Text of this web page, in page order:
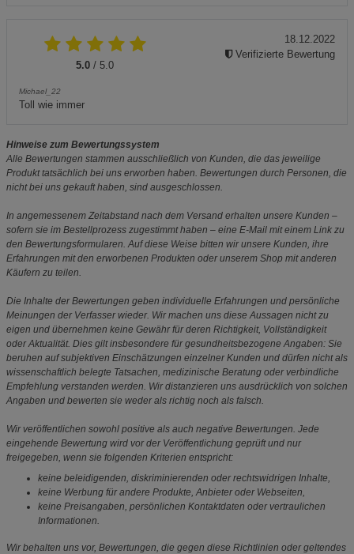
5.0 / 5.0
Michael_22
Toll wie immer
18.12.2022
Verifizierte Bewertung
Hinweise zum Bewertungssystem
Alle Bewertungen stammen ausschließlich von Kunden, die das jeweilige
Produkt tatsächlich bei uns erworben haben. Bewertungen durch Personen, die
nicht bei uns gekauft haben, sind ausgeschlossen.
In angemessenem Zeitabstand nach dem Versand erhalten unsere Kunden –
sofern sie im Bestellprozess zugestimmt haben – eine E-Mail mit einem Link zu
den Bewertungsformularen. Auf diese Weise bitten wir unsere Kunden, ihre
Erfahrungen mit den erworbenen Produkten oder unserem Shop mit anderen
Käufern zu teilen.
Die Inhalte der Bewertungen geben individuelle Erfahrungen und persönliche
Meinungen der Verfasser wieder. Wir machen uns diese Aussagen nicht zu
eigen und übernehmen keine Gewähr für deren Richtigkeit, Vollständigkeit
oder Aktualität. Dies gilt insbesondere für gesundheitsbezogene Angaben: Sie
beruhen auf subjektiven Einschätzungen einzelner Kunden und dürfen nicht als
wissenschaftlich belegte Tatsachen, medizinische Beratung oder verbindliche
Empfehlung verstanden werden. Wir distanzieren uns ausdrücklich von solchen
Angaben und bewerten sie weder als richtig noch als falsch.
Wir veröffentlichen sowohl positive als auch negative Bewertungen. Jede
eingehende Bewertung wird vor der Veröffentlichung geprüft und nur
freigegeben, wenn sie folgenden Kriterien entspricht:
keine beleidigenden, diskriminierenden oder rechtswidrigen Inhalte,
keine Werbung für andere Produkte, Anbieter oder Webseiten,
keine Preisangaben, persönlichen Kontaktdaten oder vertraulichen
Informationen.
Wir behalten uns vor, Bewertungen, die gegen diese Richtlinien oder geltendes